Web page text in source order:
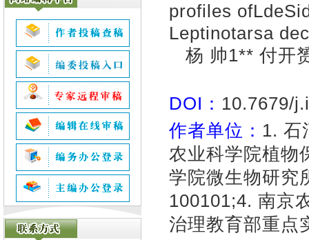
profiles
Leptinotarsa
杨 帅1** 付开
DOI： 10.7679/
作者单位： 1. 石
农业科学院植物
学院微生物研究
100101;4. 南京
治理教育部重点